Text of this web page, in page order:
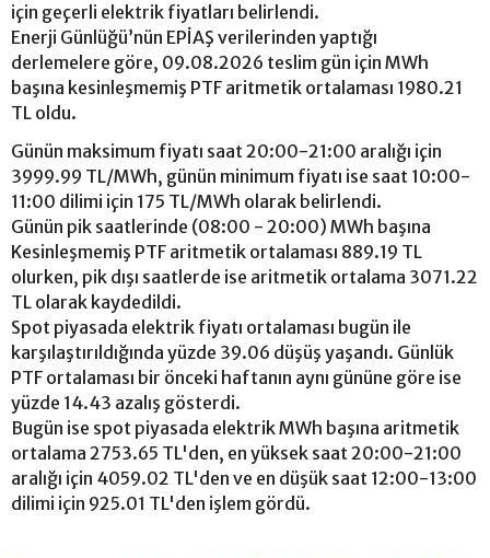
için geçerli elektrik fiyatları belirlendi.
Enerji Günlüğü’nün EPİAŞ verilerinden yaptığı
derlemelere göre, 09.08.2026 teslim gün için MWh
başına kesinleşmemiş PTF aritmetik ortalaması 1980.21
TL oldu.
Günün maksimum fiyatı saat 20:00-21:00 aralığı için
3999.99 TL/MWh, günün minimum fiyatı ise saat 10:00-
11:00 dilimi için 175 TL/MWh olarak belirlendi.
Günün pik saatlerinde (08:00 - 20:00) MWh başına
Kesinleşmemiş PTF aritmetik ortalaması 889.19 TL
olurken, pik dışı saatlerde ise aritmetik ortalama 3071.22
TL olarak kaydedildi.
Spot piyasada elektrik fiyatı ortalaması bugün ile
karşılaştırıldığında yüzde 39.06 düşüş yaşandı. Günlük
PTF ortalaması bir önceki haftanın aynı gününe göre ise
yüzde 14.43 azalış gösterdi.
Bugün ise spot piyasada elektrik MWh başına aritmetik
ortalama 2753.65 TL'den, en yüksek saat 20:00-21:00
aralığı için 4059.02 TL'den ve en düşük saat 12:00-13:00
dilimi için 925.01 TL'den işlem gördü.